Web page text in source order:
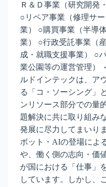
Ｒ＆Ｄ事業（研究開発
○リペア事業（修理サ
業） ○購買事業（半導
業） ○行政受託事業（
成・就職支援事業） ○
業公園等の運営管理）
ルドインテックは、ア
る「コ・ソーシング」
ンリソース部分での量
題解決に共に取り組み
発展に尽力してまいり
ボット・AIの登場によ
や、働く側の志向・価
が国における「仕事」
しています。しかし、